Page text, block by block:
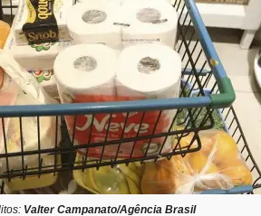
Valter Campanato/Agência Brasil